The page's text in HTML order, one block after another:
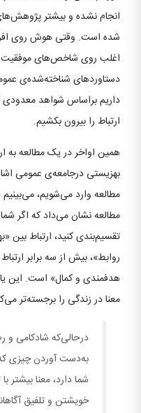
انجام نشده و بیشتر
شده است. وقتی هوش روی
اغلب روی شاخص‌های موفقیت
دستاوردهای شناخته‌شده‌ی
داریم براساس شواهد
ارتباط را بیرون بکشیم.
بهزیستی درجامعه‌ی عمومی
مطالعه وارد می‌شویم،
مطالعه نشان می‌داد که اگر
تقسیم‌بندی کنید، ارتباط
روابط»، بیش از سه برابر
هدفمندی و کمال» است. این
معنا در زندگی را برجسته‌تر
درحالی‌که شادکامی و
به‌دست آوردن چیزی
شما دارد، معنا
خویشتن و تلفیق